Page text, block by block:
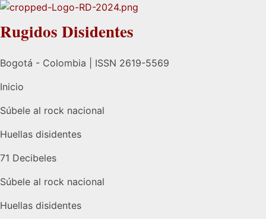
Rugidos Disidentes
Bogotá - Colombia | ISSN 2619-5569
Inicio
Súbele al rock nacional
Huellas disidentes
71 Decibeles
Súbele al rock nacional
Huellas disidentes